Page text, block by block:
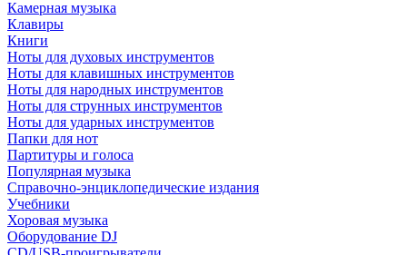
Камерная музыка
Клавиры
Книги
Ноты для духовых инструментов
Ноты для клавишных инструментов
Ноты для народных инструментов
Ноты для струнных инструментов
Ноты для ударных инструментов
Папки для нот
Партитуры и голоса
Популярная музыка
Справочно-энциклопедические издания
Учебники
Хоровая музыка
Оборудование DJ